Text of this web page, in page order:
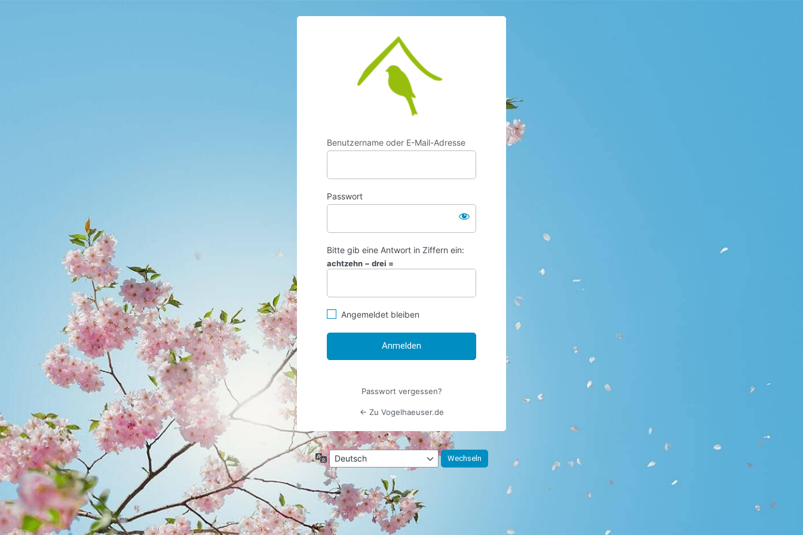
Benutzername oder E-Mail-Adresse
Passwort
Bitte gib eine Antwort in Ziffern ein:
achtzehn − drei =
Angemeldet bleiben
Passwort vergessen?
← Zu Vogelhaeuser.de
Sprache